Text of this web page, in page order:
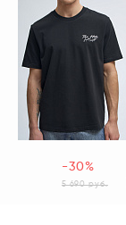
-30%
5 690руб.